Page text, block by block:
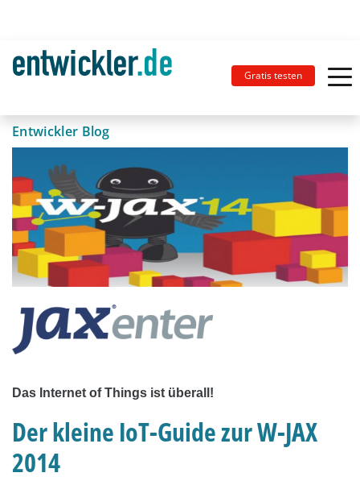
Gratis testen
Entwickler Blog
Das Internet of Things ist überall!
Der kleine IoT-Guide zur W-JAX
2014